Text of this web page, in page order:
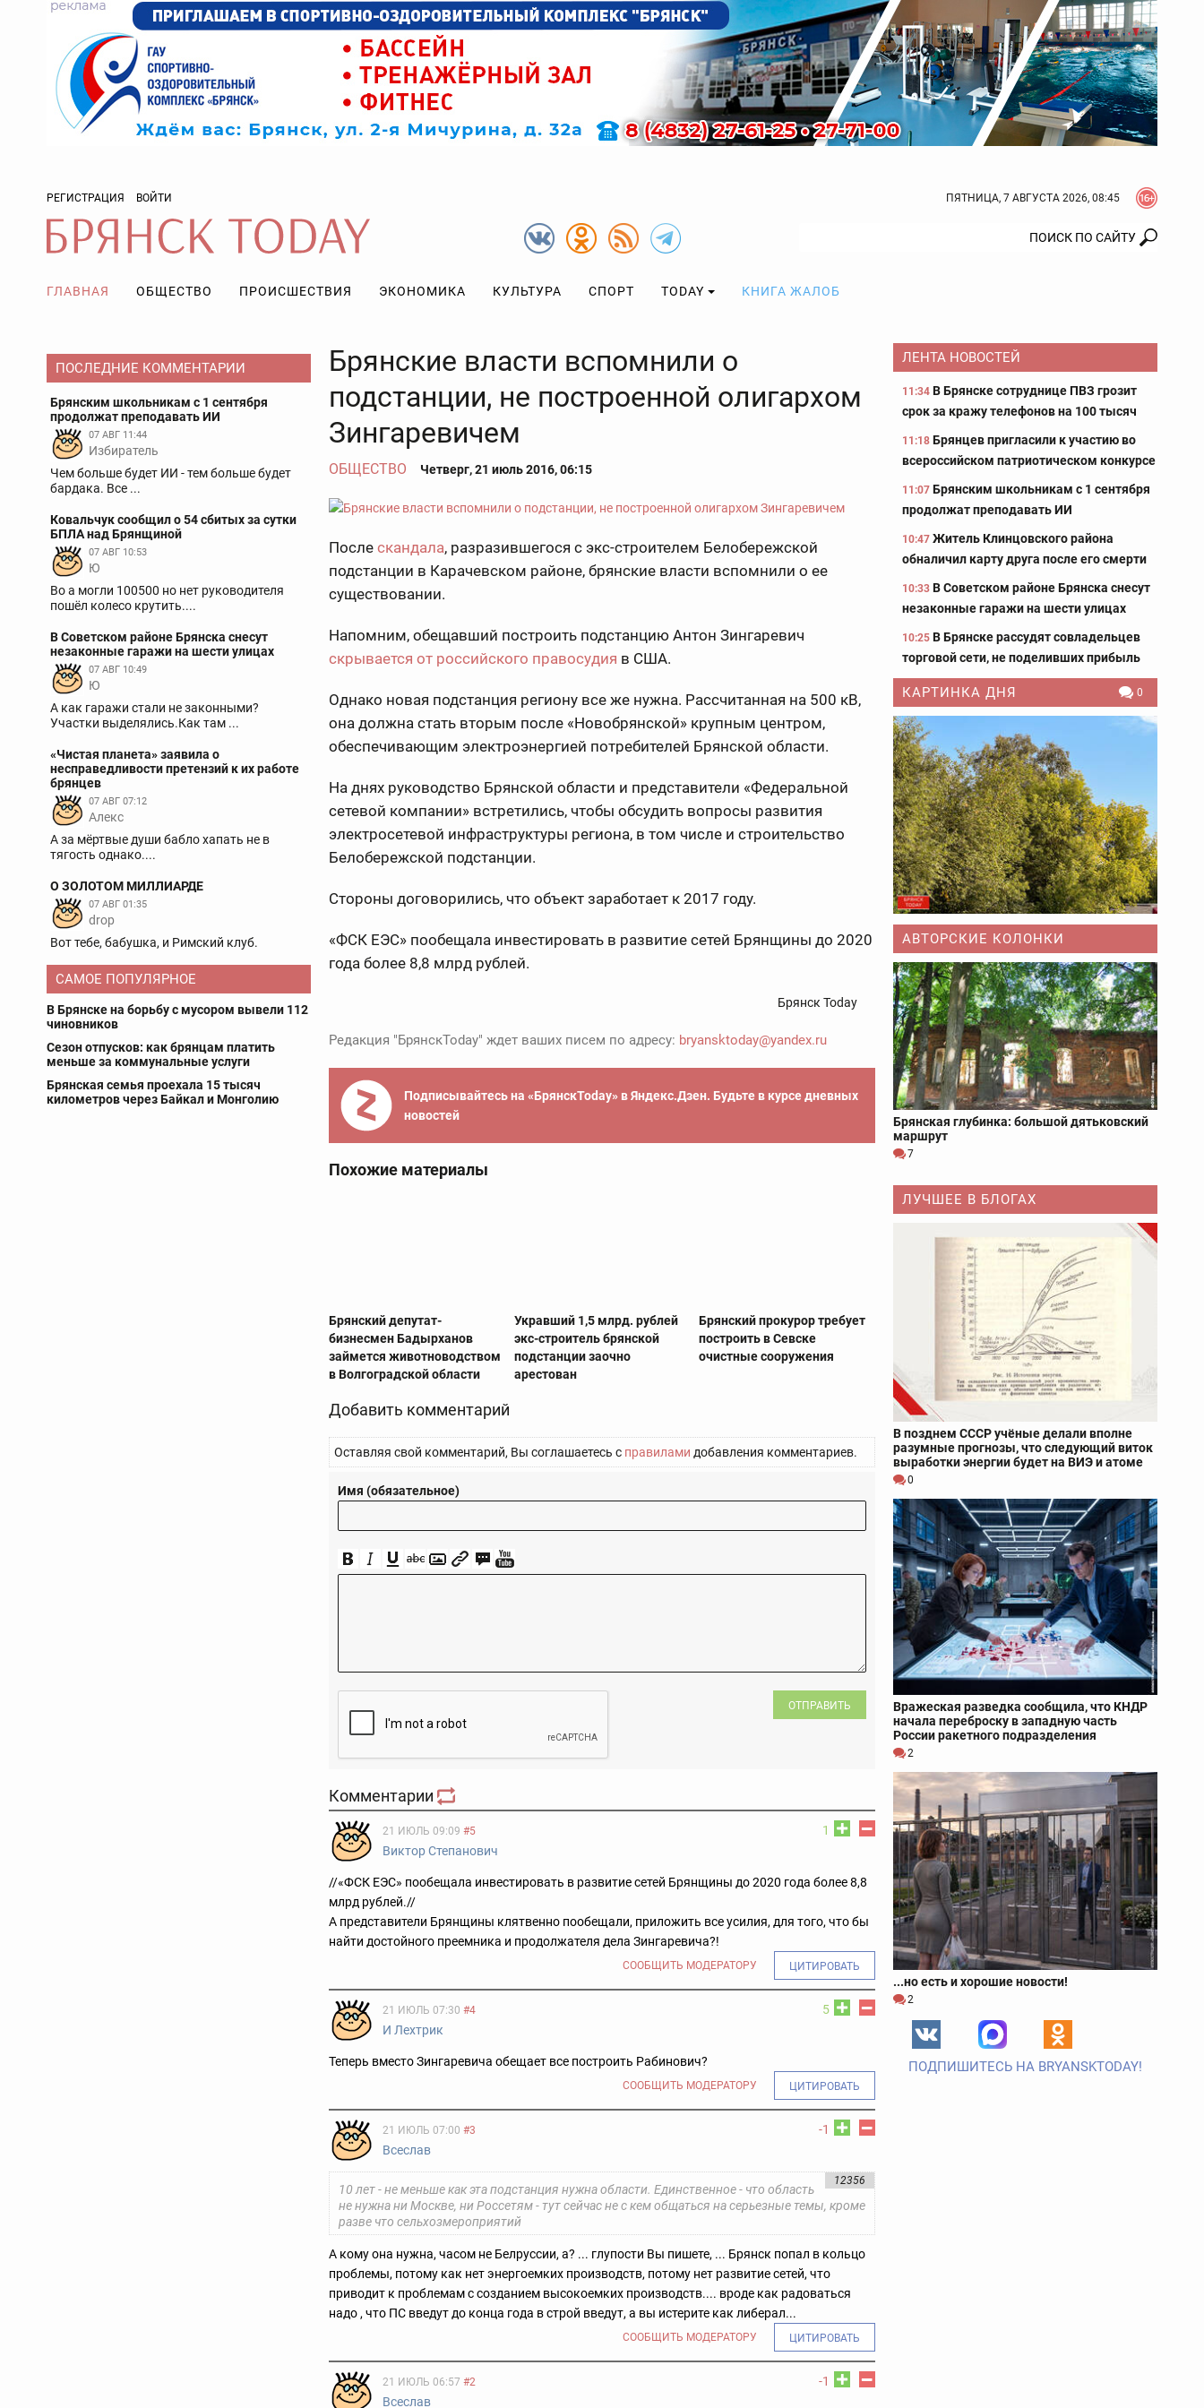
РЕГИСТРАЦИЯ ВОЙТИ ПЯТНИЦА, 7 АВГУСТА 2026, 08:45
ГЛАВНАЯ ОБЩЕСТВО ПРОИСШЕСТВИЯ ЭКОНОМИКА КУЛЬТУРА СПОРТ TODAY КНИГА ЖАЛОБ
ПОСЛЕДНИЕ КОММЕНТАРИИ
Брянским школьникам с 1 сентября
продолжат преподавать ИИ
07 АВГ 11:44
Избиратель
Чем больше будет ИИ - тем больше будет
бардака. Все ...
Ковальчук сообщил о 54 сбитых за сутки
БПЛА над Брянщиной
07 АВГ 10:53
Ю
Во а могли 100500 но нет руководителя
пошёл колесо крутить....
В Советском районе Брянска снесут
незаконные гаражи на шести улицах
07 АВГ 10:49
Ю
А как гаражи стали не законными?
Участки выделялись.Как там ...
«Чистая планета» заявила о
несправедливости претензий к их работе
брянцев
07 АВГ 07:12
Aлекс
А за мёртвые души бабло хапать не в
тягость однако....
О ЗОЛОТОМ МИЛЛИАРДЕ
07 АВГ 01:35
drop
Вот тебе, бабушка, и Римский клуб.
САМОЕ ПОПУЛЯРНОЕ
В Брянске на борьбу с мусором вывели 112
чиновников
Сезон отпусков: как брянцам платить
меньше за коммунальные услуги
Брянская семья проехала 15 тысяч
километров через Байкал и Монголию
Брянские власти вспомнили о
подстанции, не построенной олигархом
Зингаревичем
ОБЩЕСТВО Четверг, 21 июль 2016, 06:15
После скандала, разразившегося с экс-строителем Белобережской
подстанции в Карачевском районе, брянские власти вспомнили о ее
существовании.
Напомним, обещавший построить подстанцию Антон Зингаревич
скрывается от российского правосудия в США.
Однако новая подстанция региону все же нужна. Рассчитанная на 500 кВ,
она должна стать вторым после «Новобрянской» крупным центром,
обеспечивающим электроэнергией потребителей Брянской области.
На днях руководство Брянской области и представители «Федеральной
сетевой компании» встретились, чтобы обсудить вопросы развития
электросетевой инфраструктуры региона, в том числе и строительство
Белобережской подстанции.
Стороны договорились, что объект заработает к 2017 году.
«ФСК ЕЭС» пообещала инвестировать в развитие сетей Брянщины до 2020
года более 8,8 млрд рублей.
Брянск Today
Редакция "БрянскToday" ждет ваших писем по адресу: bryansktoday@yandex.ru
Подписывайтесь на «БрянскToday» в Яндекс.Дзен. Будьте в курсе дневных
новостей
Похожие материалы
Брянский депутат-
бизнесмен Бадырханов
займется животноводством
в Волгоградской области
Укравший 1,5 млрд. рублей
экс-строитель брянской
подстанции заочно
арестован
Брянский прокурор требует
построить в Севске
очистные сооружения
Добавить комментарий
Оставляя свой комментарий, Вы соглашаетесь с правилами добавления комментариев.
Имя (обязательное)
ОТПРАВИТЬ
Комментарии
1
21 ИЮЛЬ 09:09 #5
Виктор Степанович
//«ФСК ЕЭС» пообещала инвестировать в развитие сетей Брянщины до 2020 года более 8,8
млрд рублей.//
А представители Брянщины клятвенно пообещали, приложить все усилия, для того, что бы
найти достойного преемника и продолжателя дела Зингаревича?!
СООБЩИТЬ МОДЕРАТОРУ ЦИТИРОВАТЬ
5
21 ИЮЛЬ 07:30 #4
И Лехтрик
Теперь вместо Зингаревича обещает все построить Рабинович?
СООБЩИТЬ МОДЕРАТОРУ ЦИТИРОВАТЬ
-1
21 ИЮЛЬ 07:00 #3
Всеслав
12356
10 лет - не меньше как эта подстанция нужна области. Единственное - что область
не нужна ни Москве, ни Россетям - тут сейчас не с кем общаться на серьезные темы, кроме
разве что сельхозмероприятий
А кому она нужна, часом не Белруссии, а? ... глупости Вы пишете, ... Брянск попал в кольцо
проблемы, потому как нет энергоемких производств, потому нет развитие сетей, что
приводит к проблемам с созданием высокоемких производств.... вроде как радоваться
надо , что ПС введут до конца года в строй введут, а вы истерите как либерал...
СООБЩИТЬ МОДЕРАТОРУ ЦИТИРОВАТЬ
-1
21 ИЮЛЬ 06:57 #2
Всеслав
ЛЕНТА НОВОСТЕЙ
11:34 В Брянске сотруднице ПВЗ грозит
срок за кражу телефонов на 100 тысяч
11:18 Брянцев пригласили к участию во
всероссийском патриотическом конкурсе
11:07 Брянским школьникам с 1 сентября
продолжат преподавать ИИ
10:47 Житель Клинцовского района
обналичил карту друга после его смерти
10:33 В Советском районе Брянска снесут
незаконные гаражи на шести улицах
10:25 В Брянске рассудят совладельцев
торговой сети, не поделивших прибыль
КАРТИНКА ДНЯ 0
АВТОРСКИЕ КОЛОНКИ
Брянская глубинка: большой дятьковский
маршрут
7
ЛУЧШЕЕ В БЛОГАХ
В позднем СССР учёные делали вполне
разумные прогнозы, что следующий виток
выработки энергии будет на ВИЭ и атоме
0
Вражеская разведка сообщила, что КНДР
начала переброску в западную часть
России ракетного подразделения
2
...но есть и хорошие новости!
2
ПОДПИШИТЕСЬ НА BRYANSKTODAY!